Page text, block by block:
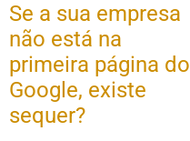
Se a sua empresa
não está na
primeira página do
Google, existe
sequer?